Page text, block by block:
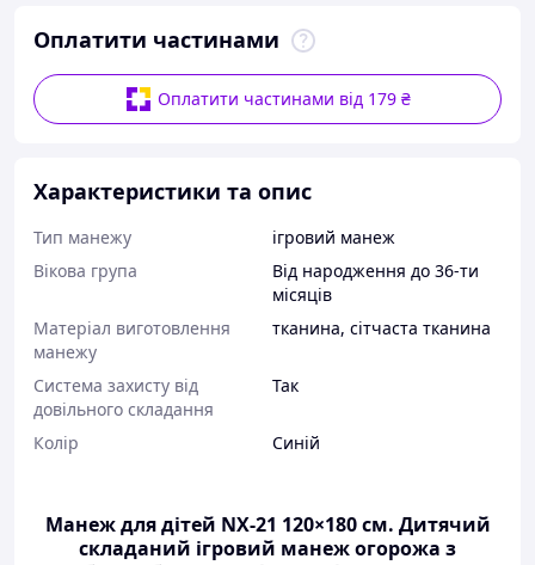
Оплатити частинами
Оплатити частинами від 179 ₴
Характеристики та опис
Тип манежу
ігровий манеж
Вікова група
Від народження до 36-ти
місяців
Матеріал виготовлення
манежу
тканина, сітчаста тканина
Система захисту від
довільного складання
Так
Колір Синій
Манеж для дітей NX-21 120×180 см. Дитячий
складаний ігровий манеж огорожа з